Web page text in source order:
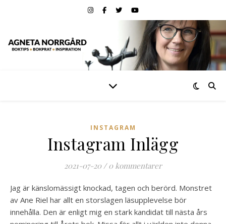
INSTAGRAM
Instagram Inlägg
2021-07-20 / 0 kommentarer
Jag är känslomässigt knockad, tagen och berörd. Monstret
av Ane Riel har allt en storslagen läsupplevelse bör
innehålla. Den är enligt mig en stark kandidat till nästa års